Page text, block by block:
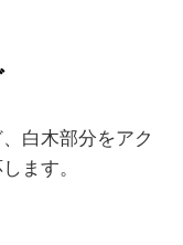
白木部分をアク
ます。